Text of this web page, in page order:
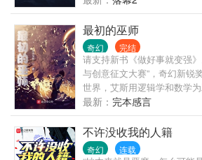
最初的巫师
奇幻 完结
请支持新书《做好事就变强
与创意征文大赛”，奇幻新锐
世界，艾斯用逻辑学和数学
究精神为指引，通过研究和模
的巫师。穿梭诸天，掠夺无
道路为薪柴，引燃魔法之路的
撒万千世界。书友群：
大法师”五个字。
最新： 完本感言
不许没收我的人籍
奇幻 连载